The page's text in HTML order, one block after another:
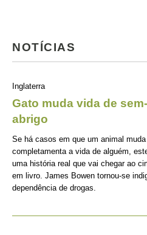
NOTÍCIAS
Inglaterra
Gato muda vida de sem-
abrigo
Se há casos em que um animal muda
completamenta a vida de alguém,
uma história real que vai chegar ao
em livro. James Bowen tornou-se
dependência de drogas.